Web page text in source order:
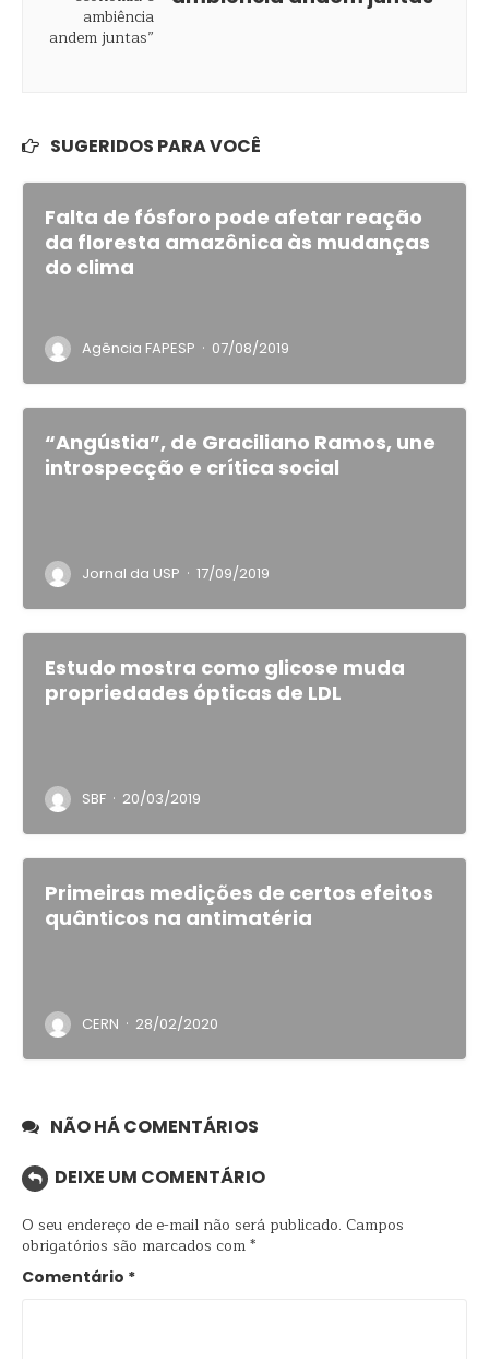
SUGERIDOS PARA VOCÊ
Falta de fósforo pode afetar reação
da floresta amazônica às mudanças
do clima
Agência FAPESP · 07/08/2019
“Angústia”, de Graciliano Ramos, une
introspecção e crítica social
Jornal da USP · 17/09/2019
Estudo mostra como glicose muda
propriedades ópticas de LDL
SBF · 20/03/2019
Primeiras medições de certos efeitos
quânticos na antimatéria
CERN · 28/02/2020
NÃO HÁ COMENTÁRIOS
DEIXE UM COMENTÁRIO
O seu endereço de e-mail não será publicado. Campos
obrigatórios são marcados com*
Comentário *